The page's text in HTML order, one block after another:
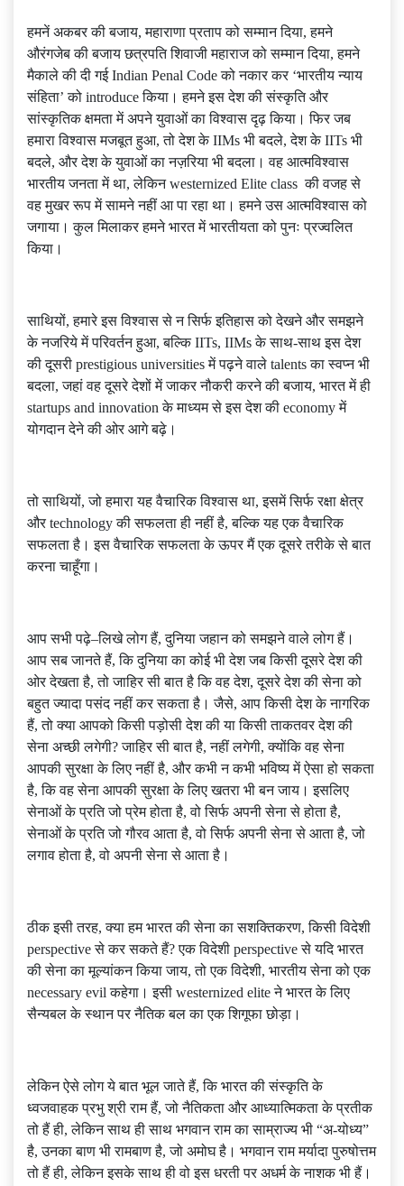
हमनें अकबर की बजाय, महाराणा प्रताप को सम्मान दिया, हमने
औरंगजेब की बजाय छत्रपति शिवाजी महाराज को सम्मान दिया, हमने
मैकाले की दी गई Indian Penal Code को नकार कर ‘भारतीय न्याय
संहिता’ को introduce किया। हमने इस देश की संस्कृति और
सांस्कृतिक क्षमता में अपने युवाओं का विश्वास दृढ़ किया। फिर जब
हमारा विश्वास मजबूत हुआ, तो देश के IIMs भी बदले, देश के IITs भी
बदले, और देश के युवाओं का नज़रिया भी बदला। वह आत्मविश्वास
भारतीय जनता में था, लेकिन westernized Elite class की वजह से
वह मुखर रूप में सामने नहीं आ पा रहा था। हमने उस आत्मविश्वास को
जगाया। कुल मिलाकर हमने भारत में भारतीयता को पुनः प्रज्वलित
किया।
साथियों, हमारे इस विश्वास से न सिर्फ इतिहास को देखने और समझने
के नजरिये में परिवर्तन हुआ, बल्कि IITs, IIMs के साथ-साथ इस देश
की दूसरी prestigious universities में पढ़ने वाले talents का स्वप्न भी
बदला, जहां वह दूसरे देशों में जाकर नौकरी करने की बजाय, भारत में ही
startups and innovation के माध्यम से इस देश की economy में
योगदान देने की ओर आगे बढ़े।
तो साथियों, जो हमारा यह वैचारिक विश्वास था, इसमें सिर्फ रक्षा क्षेत्र
और technology की सफलता ही नहीं है, बल्कि यह एक वैचारिक
सफलता है। इस वैचारिक सफलता के ऊपर मैं एक दूसरे तरीके से बात
करना चाहूँगा।
आप सभी पढ़े–लिखे लोग हैं, दुनिया जहान को समझने वाले लोग हैं।
आप सब जानते हैं, कि दुनिया का कोई भी देश जब किसी दूसरे देश की
ओर देखता है, तो जाहिर सी बात है कि वह देश, दूसरे देश की सेना को
बहुत ज्यादा पसंद नहीं कर सकता है। जैसे, आप किसी देश के नागरिक
हैं, तो क्या आपको किसी पड़ोसी देश की या किसी ताकतवर देश की
सेना अच्छी लगेगी? जाहिर सी बात है, नहीं लगेगी, क्योंकि वह सेना
आपकी सुरक्षा के लिए नहीं है, और कभी न कभी भविष्य में ऐसा हो सकता
है, कि वह सेना आपकी सुरक्षा के लिए खतरा भी बन जाय। इसलिए
सेनाओं के प्रति जो प्रेम होता है, वो सिर्फ अपनी सेना से होता है,
सेनाओं के प्रति जो गौरव आता है, वो सिर्फ अपनी सेना से आता है, जो
लगाव होता है, वो अपनी सेना से आता है।
ठीक इसी तरह, क्या हम भारत की सेना का सशक्तिकरण, किसी विदेशी
perspective से कर सकते हैं? एक विदेशी perspective से यदि भारत
की सेना का मूल्यांकन किया जाय, तो एक विदेशी, भारतीय सेना को एक
necessary evil कहेगा। इसी westernized elite ने भारत के लिए
सैन्यबल के स्थान पर नैतिक बल का एक शिगूफा छोड़ा।
लेकिन ऐसे लोग ये बात भूल जाते हैं, कि भारत की संस्कृति के
ध्वजवाहक प्रभु श्री राम हैं, जो नैतिकता और आध्यात्मिकता के प्रतीक
तो हैं ही, लेकिन साथ ही साथ भगवान राम का साम्राज्य भी “अ-योध्य”
है, उनका बाण भी रामबाण है, जो अमोघ है। भगवान राम मर्यादा पुरुषोत्तम
तो हैं ही, लेकिन इसके साथ ही वो इस धरती पर अधर्म के नाशक भी हैं।